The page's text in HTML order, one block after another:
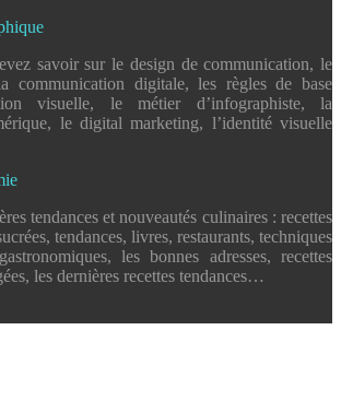
savoir sur le design de communication, le
communication digitale, les règles de base
visuelle, le métier d’infographiste, la
le digital marketing, l’identité visuelle
tendances et nouveautés culinaires : recettes
tendances, livres, restaurants, techniques
les bonnes adresses, recettes
les dernières recettes tendances…